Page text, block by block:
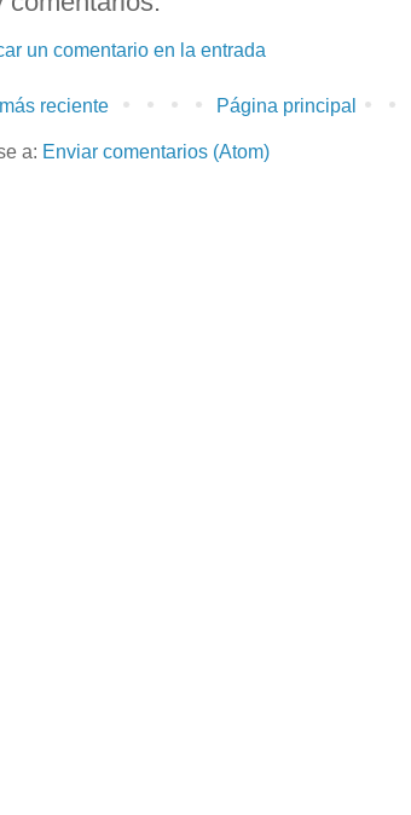
un comentario en la entrada
reciente Página principal
a: Enviar comentarios (Atom)